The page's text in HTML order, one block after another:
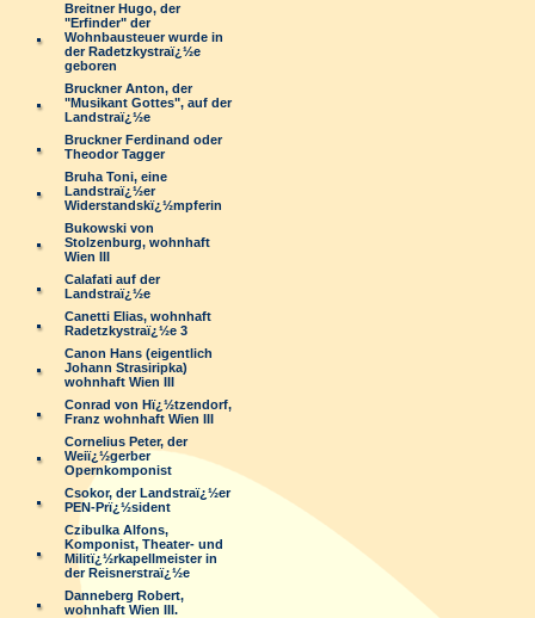
Breitner Hugo, der
"Erfinder" der
Wohnbausteuer wurde in
der Radetzkystraï¿½e
geboren
Bruckner Anton, der
"Musikant Gottes", auf der
Landstraï¿½e
Bruckner Ferdinand oder
Theodor Tagger
Bruha Toni, eine
Landstraï¿½er
Widerstandskï¿½mpferin
Bukowski von
Stolzenburg, wohnhaft
Wien III
Calafati auf der
Landstraï¿½e
Canetti Elias, wohnhaft
Radetzkystraï¿½e 3
Canon Hans (eigentlich
Johann Strasiripka)
wohnhaft Wien III
Conrad von Hï¿½tzendorf,
Franz wohnhaft Wien III
Cornelius Peter, der
Weiï¿½gerber
Opernkomponist
Csokor, der Landstraï¿½er
PEN-Prï¿½sident
Czibulka Alfons,
Komponist, Theater- und
Militï¿½rkapellmeister in
der Reisnerstraï¿½e
Danneberg Robert,
wohnhaft Wien III.